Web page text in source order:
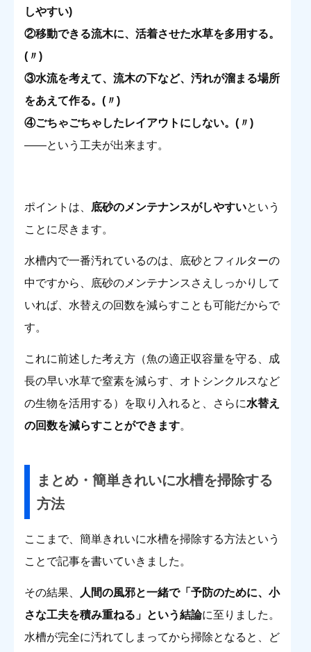
しやすい)
②移動できる流木に、活着させた水草を多用する。
(〃)
③水流を考えて、流木の下など、汚れが溜まる場所
をあえて作る。(〃)
④ごちゃごちゃしたレイアウトにしない。(〃)
――という工夫が出来ます。
ポイントは、 底砂のメンテナンスがしやすいという
ことに尽きます。
水槽内で一番汚れているのは、底砂とフィルターの
中ですから、底砂のメンテナンスさえしっかりして
いれば、水替えの回数を減らすことも可能だからで
す。
これに前述した考え方（魚の適正収容量を守る、成
長の早い水草で窒素を減らす、オトシンクルスなど
の生物を活用する）を取り入れると、さらに水替え
の回数を減らすことができます。
まとめ・簡単きれいに水槽を掃除する
方法
ここまで、簡単きれいに水槽を掃除する方法という
ことで記事を書いていきました。
その結果、
人間の風邪と一緒で「予防のために、小
さな工夫を積み重ねる」という結論に至りました。
水槽が完全に汚れてしまってから掃除となると、ど